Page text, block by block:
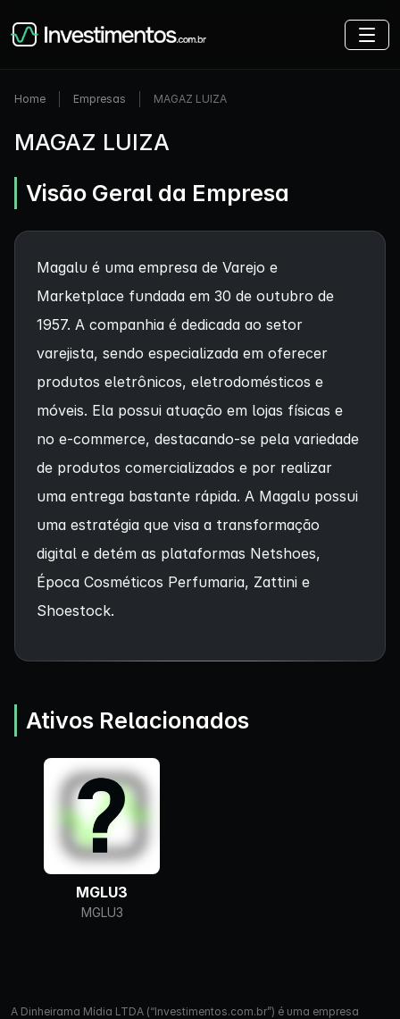
Home Empresas MAGAZ LUIZA
MAGAZ LUIZA
Visão Geral da Empresa
Magalu é uma empresa de Varejo e
Marketplace fundada em 30 de outubro de
1957. A companhia é dedicada ao setor
varejista, sendo especializada em oferecer
produtos eletrônicos, eletrodomésticos e
móveis. Ela possui atuação em lojas físicas e
no e-commerce, destacando-se pela variedade
de produtos comercializados e por realizar
uma entrega bastante rápida. A Magalu possui
uma estratégia que visa a transformação
digital e detém as plataformas Netshoes,
Época Cosméticos Perfumaria, Zattini e
Shoestock.
Ativos Relacionados
MGLU3
MGLU3
A Dinheirama Mídia LTDA (“Investimentos.com.br”) é uma empresa